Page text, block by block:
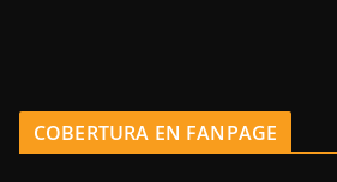
COBERTURA EN FANPAGE